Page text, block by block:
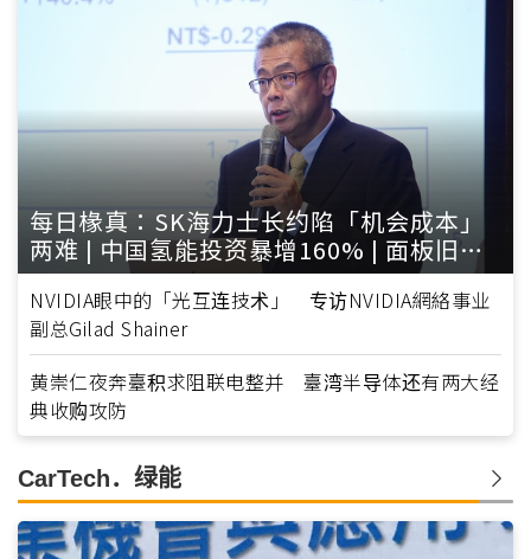
每日椽真：SK海力士长约陷「机会成本」
两难 | 中国氢能投资暴增160% | 面板旧厂
变身AI基地
NVIDIA眼中的「光互连技术」 专访NVIDIA網絡事业
副总Gilad Shainer
黄崇仁夜奔臺积求阻联电整并 臺湾半导体还有两大经
典收购攻防
CarTech．绿能